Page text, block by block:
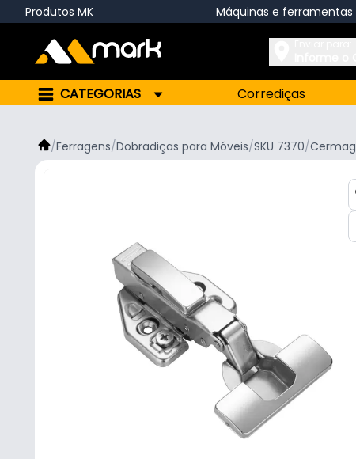
Produtos MK Máquinas e ferramentas
CATEGORIAS Corrediças
/Ferragens/Dobradiças para Móveis/SKU 7370/Cermag